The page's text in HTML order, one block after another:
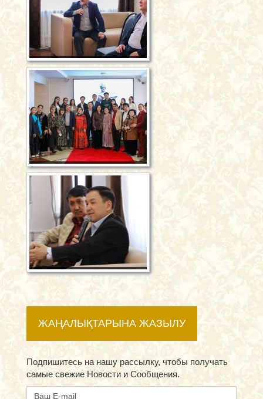
ЖАҢАЛЫҚТАРЫНА ЖАЗЫЛУ
Подпишитесь на нашу рассылку, чтобы получать
самые свежие Новости и Сообщения.